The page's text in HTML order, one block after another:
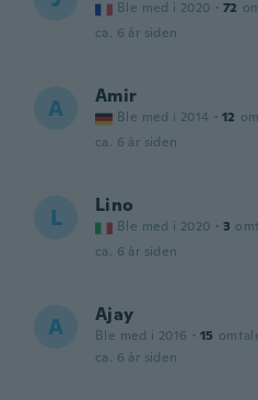
Ble med i 2020 · 72
ca. 6 år siden
A Amir
Ble med i 2014 · 12
ca. 6 år siden
L Lino
Ble med i 2020 · 3
ca. 6 år siden
A Ajay
Ble med i 2016 · 15
ca. 6 år siden